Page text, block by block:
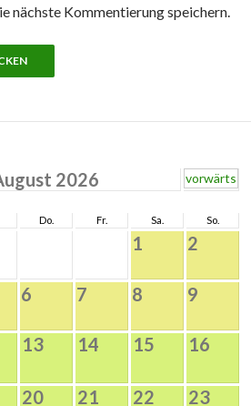
nächste Kommentierung speichern.
2026 vorwärts
Do. Fr. Sa. So.
1 2
6 7 8 9
13 14 15 16
20 21 22 23